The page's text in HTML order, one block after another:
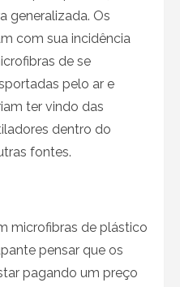
generalizada. Os
com sua incidência
de se
pelo ar e
ter vindo das
dentro do
fontes.
microfibras de plástico
pensar que os
pagando um preço